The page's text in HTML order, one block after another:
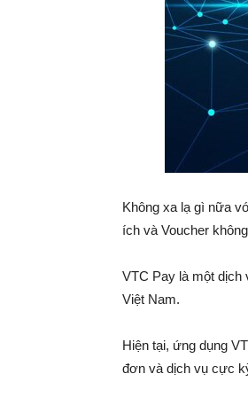
Không xa lạ gì nữa
ích và Voucher
VTC Pay là một dịch
Việt Nam.
Hiện tại, ứng dụng
đơn và dịch vụ cực